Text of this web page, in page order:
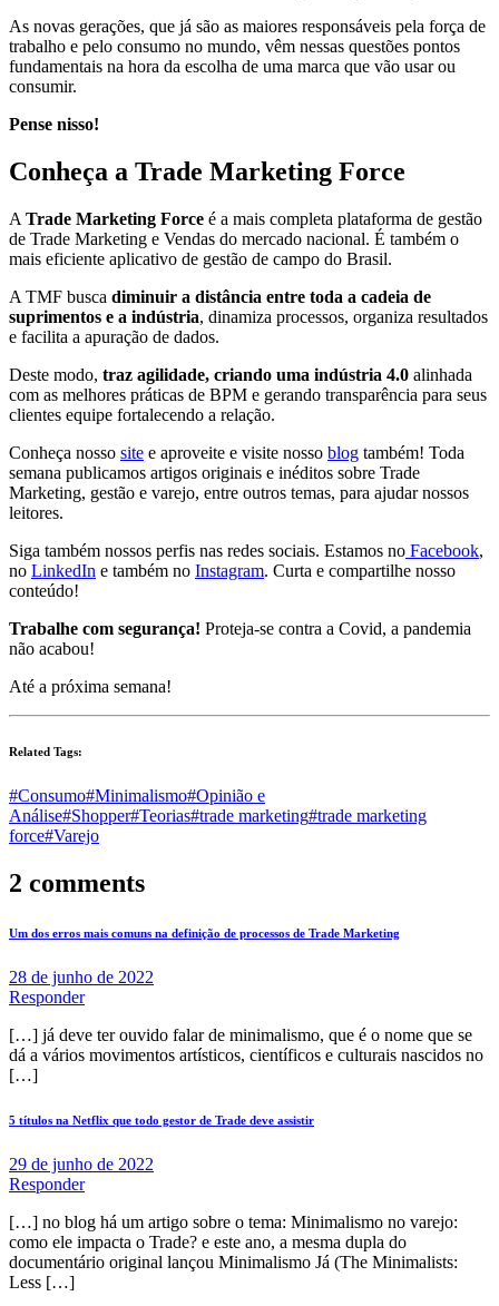
As novas gerações, que já são as maiores responsáveis pela força de
trabalho e pelo consumo no mundo, vêm nessas questões pontos
fundamentais na hora da escolha de uma marca que vão usar ou
consumir.
Pense nisso!
Conheça a Trade Marketing Force
A Trade Marketing Force é a mais completa plataforma de gestão
de Trade Marketing e Vendas do mercado nacional. É também o
mais eficiente aplicativo de gestão de campo do Brasil.
A TMF busca diminuir a distância entre toda a cadeia de
suprimentos e a indústria, dinamiza processos, organiza resultados
e facilita a apuração de dados.
Deste modo, traz agilidade, criando uma indústria 4.0 alinhada
com as melhores práticas de BPM e gerando transparência para seus
clientes equipe fortalecendo a relação.
Conheça nosso site e aproveite e visite nosso blog também! Toda
semana publicamos artigos originais e inéditos sobre Trade
Marketing, gestão e varejo, entre outros temas, para ajudar nossos
leitores.
Siga também nossos perfis nas redes sociais. Estamos no Facebook,
no LinkedIn e também no Instagram. Curta e compartilhe nosso
conteúdo!
Trabalhe com segurança! Proteja-se contra a Covid, a pandemia
não acabou!
Até a próxima semana!
Related Tags:
#Consumo#Minimalismo#Opinião e
Análise#Shopper#Teorias#trade marketing#trade marketing
force#Varejo
2 comments
Um dos erros mais comuns na definição de processos de Trade Marketing
28 de junho de 2022
Responder
[…] já deve ter ouvido falar de minimalismo, que é o nome que se
dá a vários movimentos artísticos, científicos e culturais nascidos no
[…]
5 títulos na Netflix que todo gestor de Trade deve assistir
29 de junho de 2022
Responder
[…] no blog há um artigo sobre o tema: Minimalismo no varejo:
como ele impacta o Trade? e este ano, a mesma dupla do
documentário original lançou Minimalismo Já (The Minimalists:
Less […]